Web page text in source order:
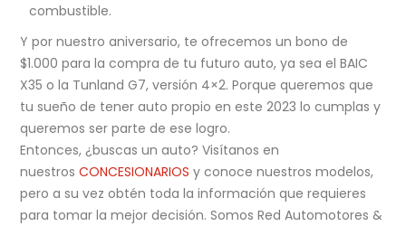
combustible.
Y por nuestro aniversario, te ofrecemos un bono de
$1.000 para la compra de tu futuro auto, ya sea el BAIC
X35 o la Tunland G7, versión 4×2. Porque queremos que
tu sueño de tener auto propio en este 2023 lo cumplas y
queremos ser parte de ese logro.
Entonces, ¿buscas un auto? Visítanos en
nuestrosCONCESIONARIOS y conoce nuestros modelos,
pero a su vez obtén toda la información que requieres
para tomar la mejor decisión. Somos Red Automotores &